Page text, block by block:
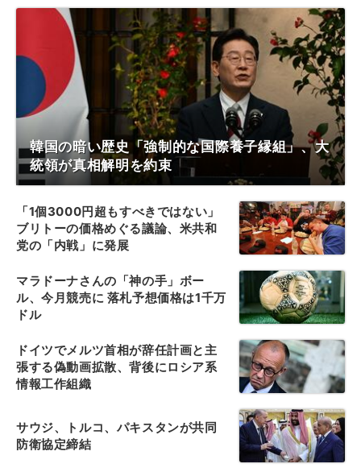
韓国の暗い歴史「強制的な国際養子縁組」、大
統領が真相解明を約束
「1個3000円超もすべきではない」
ブリトーの価格めぐる議論、米共和
党の「内戦」に発展
マラドーナさんの「神の手」ボー
ル、今月競売に 落札予想価格は1千万
ドル
ドイツでメルツ首相が辞任計画と主
張する偽動画拡散、背後にロシア系
情報工作組織
サウジ、トルコ、パキスタンが共同
防衛協定締結